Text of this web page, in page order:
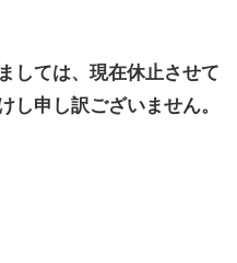
しては、現在休止させて
し申し訳ございません。